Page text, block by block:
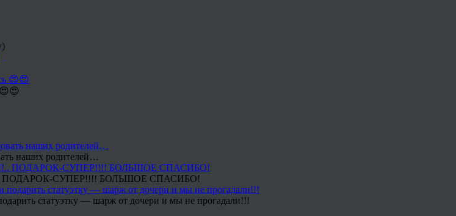
наших родителей…
СУПЕР!!!! БОЛЬШОЕ СПАСИБО!
статуэтку — шарж от дочери и мы не прогадали!!!